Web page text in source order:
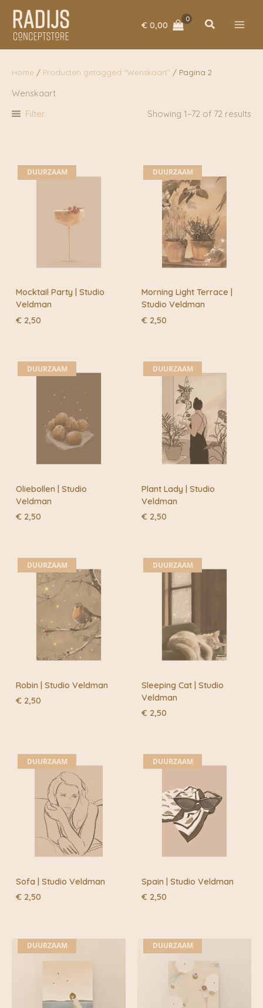
naar
inhoud
€ 0,00 Zoeken
Home / Producten getagged “Wenskaart” / Pagina 2
Wenskaart
Filter Showing 1–72 of 72 results
DUURZAAM
Mocktail Party | Studio
Veldman
€ 2,50
DUURZAAM
Morning Light Terrace |
Studio Veldman
€ 2,50
DUURZAAM
Oliebollen | Studio
Veldman
€ 2,50
DUURZAAM
Plant Lady | Studio
Veldman
€ 2,50
DUURZAAM
Robin | Studio Veldman
€ 2,50
DUURZAAM
Sleeping Cat | Studio
Veldman
€ 2,50
DUURZAAM
Sofa | Studio Veldman
€ 2,50
DUURZAAM
Spain | Studio Veldman
€ 2,50
DUURZAAM DUURZAAM